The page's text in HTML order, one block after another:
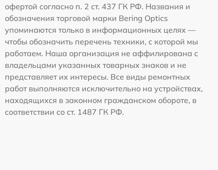
офертой согласно п. 2 ст. 437 ГК РФ. Названия и
обозначения торговой марки Bering Optics
упоминаются только в информационных целях —
чтобы обозначить перечень техники, с которой мы
работаем. Наша организация не аффилирована с
владельцами указанных товарных знаков и не
представляет их интересы. Все виды ремонтных
работ выполняются исключительно на устройствах,
находящихся в законном гражданском обороте, в
соответствии со ст. 1487 ГК РФ.